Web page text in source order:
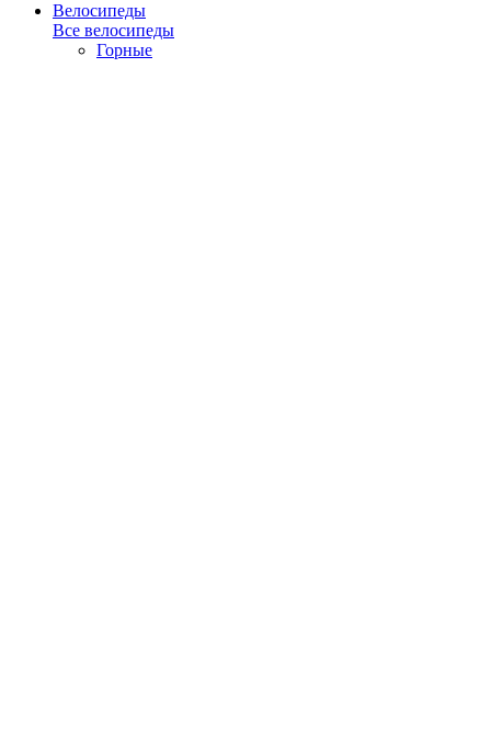
Велосипеды
Все велосипеды
Горные